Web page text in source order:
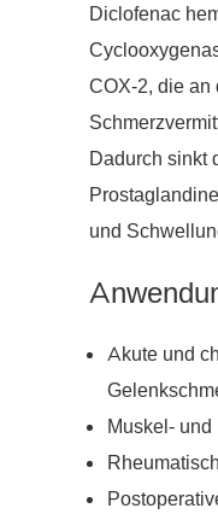
Diclofenac
COX-2, die an
Dadurch sinkt
und
Akute und
Muskel-